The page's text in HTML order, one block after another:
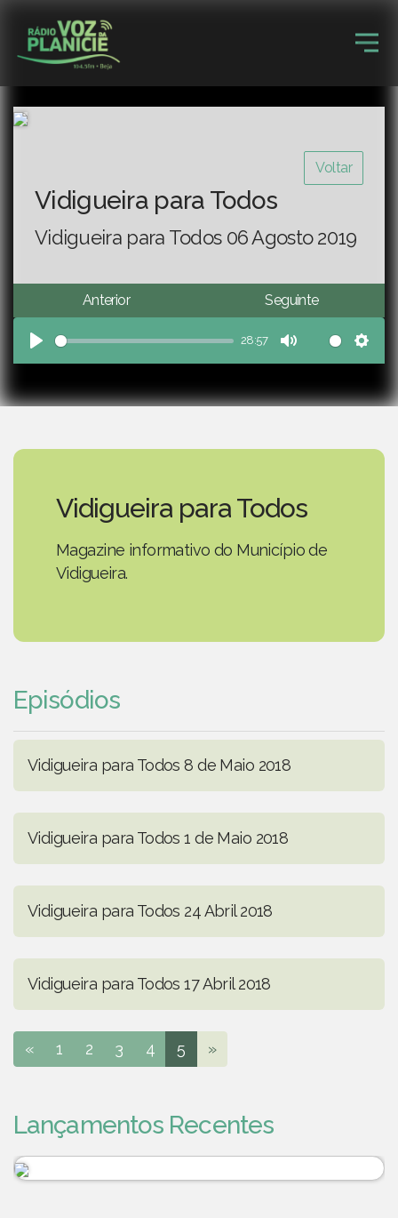
Voltar
Vidigueira para Todos
Vidigueira para Todos 06 Agosto 2019
Anterior Seguinte
Play
28:57
Mute
Vidigueira para Todos
Magazine informativo do Município de
Vidigueira.
Episódios
Vidigueira para Todos 8 de Maio 2018
Vidigueira para Todos 1 de Maio 2018
Vidigueira para Todos 24 Abril 2018
Vidigueira para Todos 17 Abril 2018
« 1 2 3 4 5 »
Lançamentos Recentes